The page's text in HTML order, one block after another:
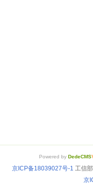
Powered by DedeCMS
京ICP备18039027号-1 工信
京